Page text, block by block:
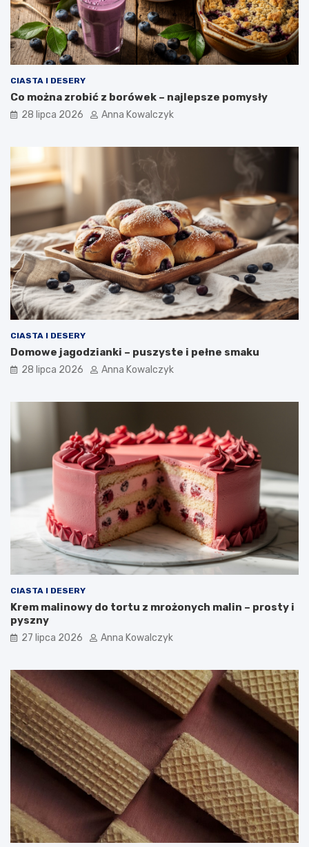
CIASTA I DESERY
Co można zrobić z borówek – najlepsze pomysły
28 lipca 2026 Anna Kowalczyk
CIASTA I DESERY
Domowe jagodzianki – puszyste i pełne smaku
28 lipca 2026 Anna Kowalczyk
CIASTA I DESERY
Krem malinowy do tortu z mrożonych malin – prosty i
pyszny
27 lipca 2026 Anna Kowalczyk